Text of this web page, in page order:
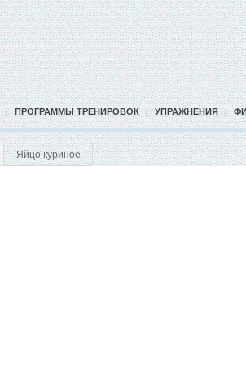
ПРОГРАММЫ ТРЕНИРОВОК УПРАЖНЕНИЯ
Яйцо куриное